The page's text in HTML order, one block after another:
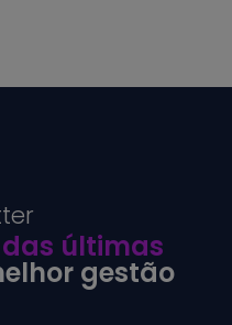
últimas
gestão